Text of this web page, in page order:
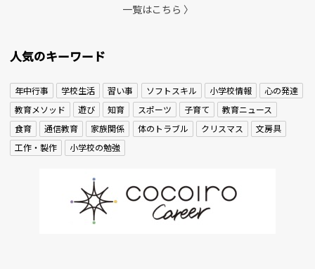
一覧はこちら 〉
人気のキーワード
年中行事 学校生活 習い事 ソフトスキル 小学校情報
心の発達
教育メソッド
遊び 知育 スポーツ 子育て
教育ニュース
食育
通信教育 家族関係 体のトラブル クリスマス
文房具
工作・製作
小学校の勉強